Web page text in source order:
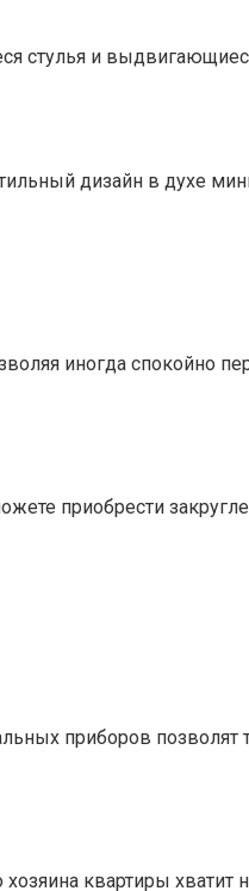
и
дизайн в духе
иногда спокойно
приобрести
приборов позволят
квартиры